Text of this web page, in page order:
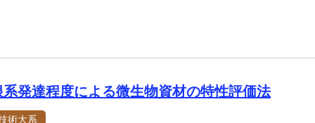
系発達程度による微生物資材の特性評価法
術大系